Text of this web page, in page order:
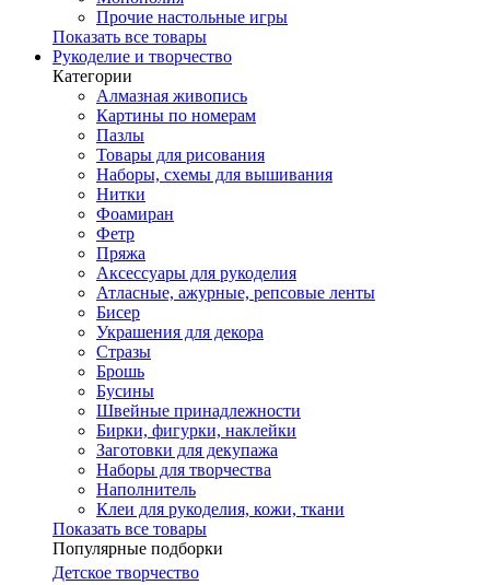
Прочие настольные игры
Показать все товары
Рукоделие и творчество
Категории
Алмазная живопись
Картины по номерам
Пазлы
Товары для рисования
Наборы, схемы для вышивания
Нитки
Фоамиран
Фетр
Пряжа
Аксессуары для рукоделия
Атласные, ажурные, репсовые ленты
Бисер
Украшения для декора
Стразы
Брошь
Бусины
Швейные принадлежности
Бирки, фигурки, наклейки
Заготовки для декупажа
Наборы для творчества
Наполнитель
Клеи для рукоделия, кожи, ткани
Показать все товары
Популярные подборки
Детское творчество